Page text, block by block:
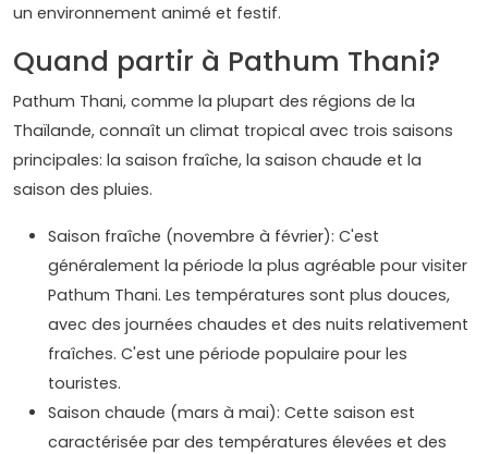
un environnement animé et festif.
Quand partir à Pathum Thani?
Pathum Thani, comme la plupart des régions de la
Thaïlande, connaît un climat tropical avec trois saisons
principales: la saison fraîche, la saison chaude et la
saison des pluies.
Saison fraîche (novembre à février): C'est
généralement la période la plus agréable pour visiter
Pathum Thani. Les températures sont plus douces,
avec des journées chaudes et des nuits relativement
fraîches. C'est une période populaire pour les
touristes.
Saison chaude (mars à mai): Cette saison est
caractérisée par des températures élevées et des